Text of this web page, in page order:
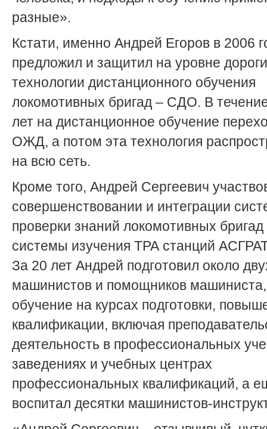
разные».
Кстати, именно Андрей Егоров в 2006
предложил и защитил на уровне
технологии дистанционного обучения
локомотивных бригад – СДО. В
лет на дистанционное обучение
ОЖД, а потом эта технология
на всю сеть.
Кроме того, Андрей Сергеевич
совершенствовании и интеграции
проверки знаний локомотивных
системы изучения ТРА станций
За 20 лет Андрей подготовил около
машинистов и помощников
обучение на курсах подготовки,
квалификации, включая
деятельность в профессиональных
заведениях и учебных центрах
профессиональных квалификаций, а
воспитал десятки машинистов-